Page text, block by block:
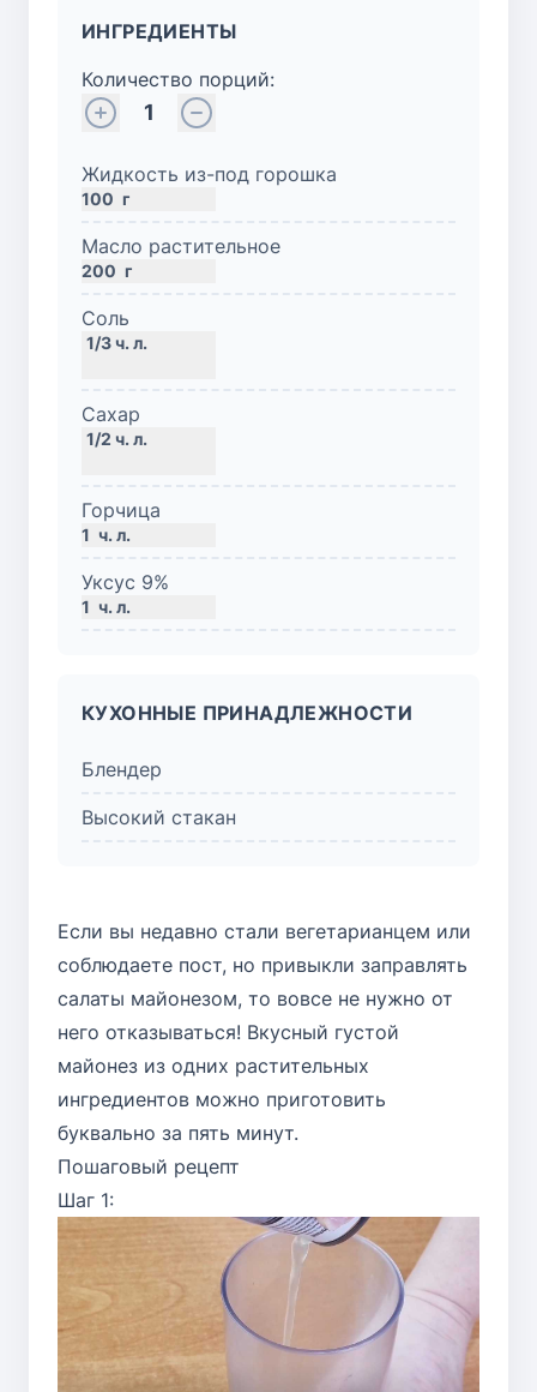
ИНГРЕДИЕНТЫ
Количество порций:
1
Жидкость из-под горошка
100 г
Масло растительное
200 г
Соль
Сахар
Горчица
1 ч. л.
Уксус 9%
1 ч. л.
КУХОННЫЕ ПРИНАДЛЕЖНОСТИ
Блендер
Высокий стакан
Если вы недавно стали вегетарианцем или
соблюдаете пост, но привыкли заправлять
салаты майонезом, то вовсе не нужно от
него отказываться! Вкусный густой
майонез из одних растительных
ингредиентов можно приготовить
буквально за пять минут.
Пошаговый рецепт
Шаг 1: